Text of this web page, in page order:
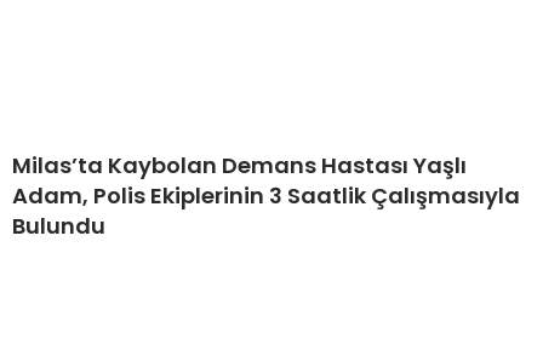
Milas’ta Kaybolan Demans Hastası Yaşlı
Adam, Polis Ekiplerinin 3 Saatlik Çalışmasıyla
Bulundu